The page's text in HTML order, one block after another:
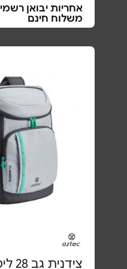
אחריות יבואן רשמי
משלוח חינם